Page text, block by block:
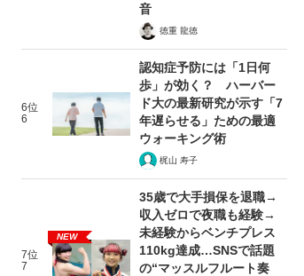
音
徳重 龍徳
6位
6
認知症予防には「1日何
歩」が効く？ ハーバー
ド大の最新研究が示す「7
年遅らせる」ための最適
ウォーキング術
梶山 寿子
7位
7
NEW
35歳で大手損保を退職→
収入ゼロで夜職も経験→
未経験からベンチプレス
110kg達成…SNSで話題
の“マッスルフルート奏